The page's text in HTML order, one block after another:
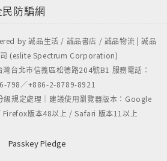
with 允晨文化發行人 廖
人與書交會的感動時刻
防騙網
by 誠品生活 / 誠品書店 / 誠品物流 | 誠品
司 (eslite Spectrum Corporation)
台北市信義區松德路204號B1 服務電話：
798／+886-2-8789-8921
級規定處理｜建議使用瀏覽器版本：Google
版本48以上 / Safari 版本11以上
Passkey Pledge